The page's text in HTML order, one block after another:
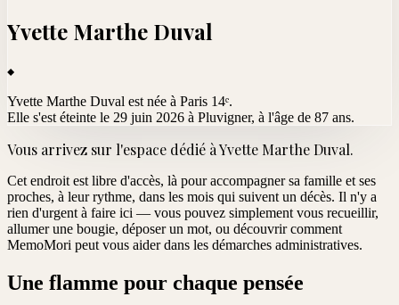
Yvette Marthe Duval
Yvette Marthe Duval est née à Paris 14ᵉ.
Elle s'est éteinte le 29 juin 2026 à Pluvigner, à l'âge de 87 ans.
Vous arrivez sur l'espace dédié àYvette Marthe Duval.
Cet endroit est libre d'accès, là pour accompagner sa famille et ses
proches, à leur rythme, dans les mois qui suivent un décès. Il n'y a
rien d'urgent à faire ici — vous pouvez simplement vous recueillir,
allumer une bougie, déposer un mot, ou découvrir comment
MemoMori peut vous aider dans les démarches administratives.
Une flamme pour chaque pensée